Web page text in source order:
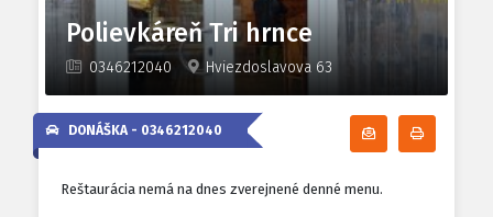
Polievkáreň Tri hrnce
0346212040 Hviezdoslavova 63
Odoberať
DONÁŠKA - 0346212040
Reštaurácia nemá na dnes zverejnené denné menu.